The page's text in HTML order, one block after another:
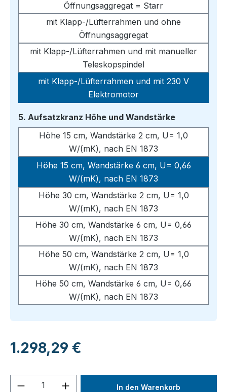
Öffnungsaggregat = Starr
mit Klapp-/Lüfterrahmen und ohne
Öffnungsaggregat
mit Klapp-/Lüfterrahmen und mit manueller
Teleskopspindel
mit Klapp-/Lüfterrahmen und mit 230 V
Elektromotor
5. Aufsatzkranz Höhe und Wandstärkeauswählen
Höhe 15 cm, Wandstärke 2 cm, U= 1,0
W/(mK), nach EN 1873
Höhe 15 cm, Wandstärke 6 cm, U= 0,66
W/(mK), nach EN 1873
Höhe 30 cm, Wandstärke 2 cm, U= 1,0
W/(mK), nach EN 1873
Höhe 30 cm, Wandstärke 6 cm, U= 0,66
W/(mK), nach EN 1873
Höhe 50 cm, Wandstärke 2 cm, U= 1,0
W/(mK), nach EN 1873
Höhe 50 cm, Wandstärke 6 cm, U= 0,66
W/(mK), nach EN 1873
Regulärer Preis:
1.298,29 €
Produkt Anzahl: Gib denIn den Warenkorb